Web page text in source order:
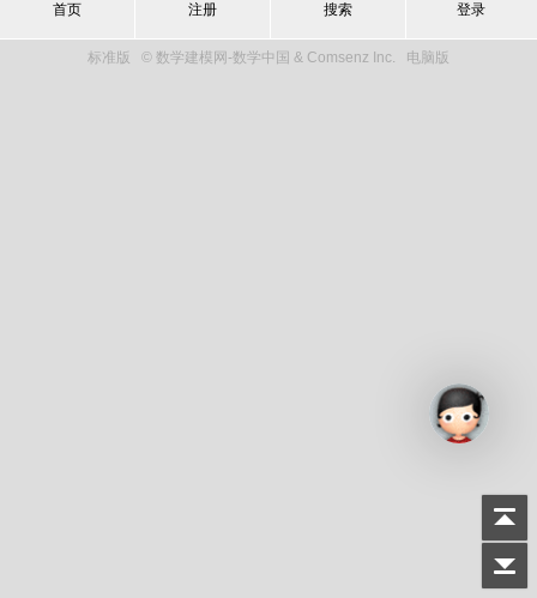
首页 注册 搜索 登录
标准版 © 数学建模网-数学中国 & Comsenz Inc. 电脑版